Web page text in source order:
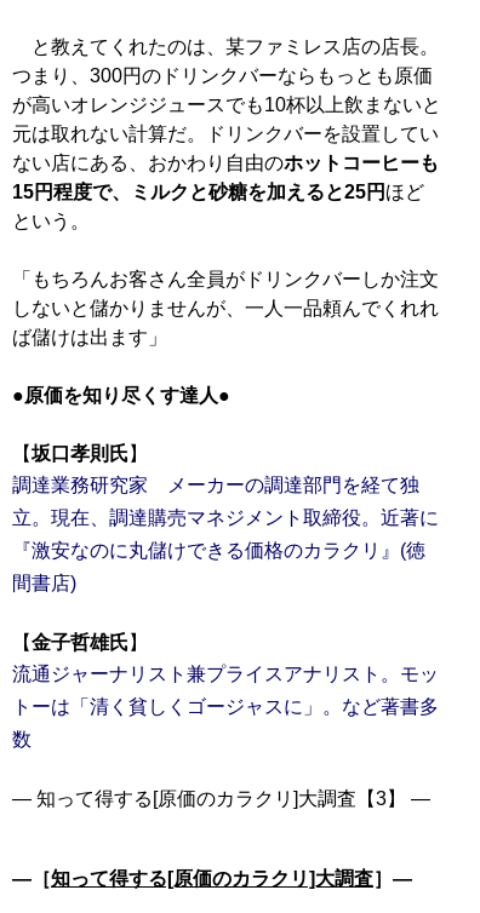
と教えてくれたのは、某ファミレス店の店長。
つまり、300円のドリンクバーならもっとも原価
が高いオレンジジュースでも10杯以上飲まないと
元は取れない計算だ。ドリンクバーを設置してい
ない店にある、おかわり自由のホットコーヒーも
15円程度で、ミルクと砂糖を加えると25円 ほど
という。
「もちろんお客さん全員がドリンクバーしか注文
しないと儲かりませんが、一人一品頼んでくれれ
ば儲けは出ます」
●原価を知り尽くす達人●
【坂口孝則氏
調達業務研究家 メーカーの調達部門を経て独
立。現在、調達購売マネジメント取締役。近著に
『激安なのに丸儲けできる価格のカラクリ』(徳
間書店)
【金子哲雄氏
流通ジャーナリスト兼プライスアナリスト。モッ
トーは「清く貧しくゴージャスに」。など著書多
数
― 知って得する[原価のカラクリ]大調査【3】 ―
―［知って得する[原価のカラクリ]大調査］―